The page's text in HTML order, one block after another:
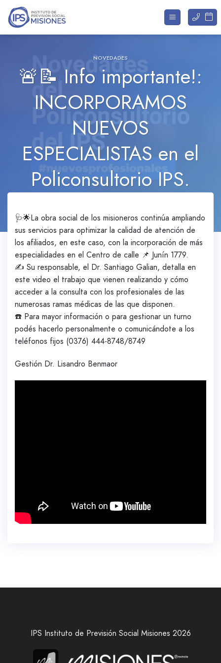
Saltar
contenido
NOVEDADES
🚨📝 Info importante!:
INCORPORAMOS
NUEVOS
ESPECIALISTAS en el
Policonsultorio IPS.
🩺🌟La obra social de los misioneros continúa ampliando
sus servicios para optimizar la calidad de atención de
los afiliados, en este caso, con la incorporación de más
especialidades en el Centro de calle 📌 Junín 1779.
✍️ Su responsable, el Dr. Santiago Galian, detalla en
este video el trabajo que vienen realizando y cómo
acceder a la consulta con los profesionales de las
numerosas ramas médicas de las que disponen.
☎️ Para mayor información o para gestionar un turno
podés hacerlo personalmente o comunicándote a los
teléfonos fijos (0376) 444-8748/8749
Gestión Dr. Lisandro Benmaor
IPS Instituto de Previsión Social Misiones 2026